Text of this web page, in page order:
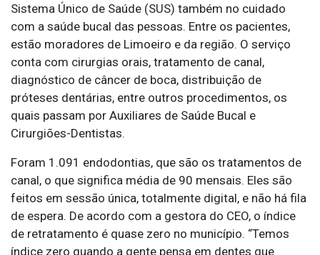
Sistema Único de Saúde (SUS) também no cuidado
com a saúde bucal das pessoas. Entre os pacientes,
estão moradores de Limoeiro e da região. O serviço
conta com cirurgias orais, tratamento de canal,
diagnóstico de câncer de boca, distribuição de
próteses dentárias, entre outros procedimentos, os
quais passam por Auxiliares de Saúde Bucal e
Cirurgiões-Dentistas.
Foram 1.091 endodontias, que são os tratamentos de
canal, o que significa média de 90 mensais. Eles são
feitos em sessão única, totalmente digital, e não há fila
de espera. De acordo com a gestora do CEO, o índice
de retratamento é quase zero no município. “Temos
índice zero quando a gente pensa em dentes que